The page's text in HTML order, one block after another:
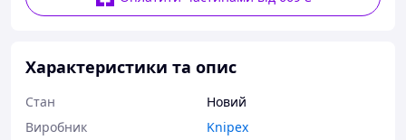
Характеристики та опис
Стан
Новий
Виробник
Knipex